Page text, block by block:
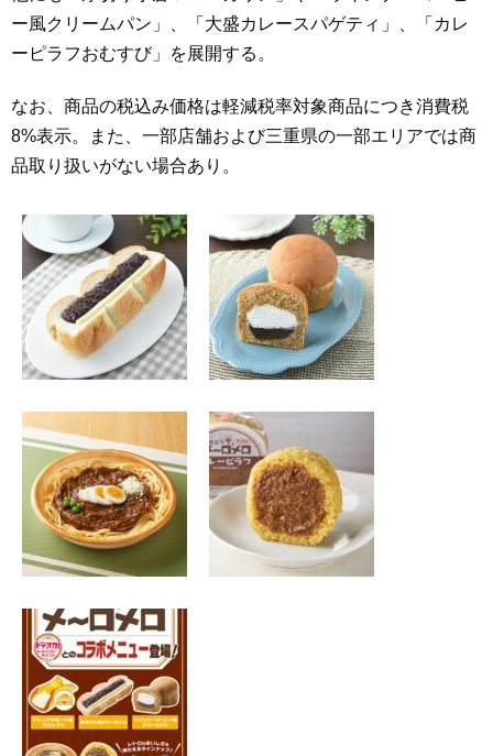
ー風クリームパン」、「大盛カレースパゲティ」、「カレ
ーピラフおむすび」を展開する。
なお、商品の税込み価格は軽減税率対象商品につき消費税
8%表示。また、一部店舗および三重県の一部エリアでは商
品取り扱いがない場合あり。